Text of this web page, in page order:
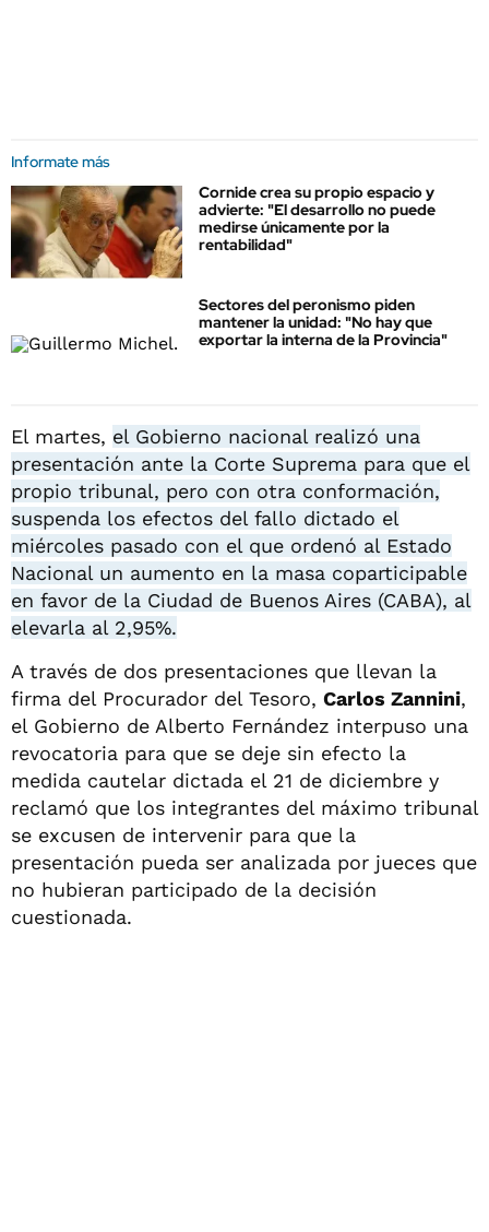
Informate más
Cornide crea su propio espacio y
advierte: "El desarrollo no puede
medirse únicamente por la
rentabilidad"
Sectores del peronismo piden
mantener la unidad: "No hay que
exportar la interna de la Provincia"
El martes, el Gobierno nacional realizó una
presentación ante la Corte Suprema para que el
propio tribunal, pero con otra conformación,
suspenda los efectos del fallo dictado el
miércoles pasado con el que ordenó al Estado
Nacional un aumento en la masa coparticipable
en favor de la Ciudad de Buenos Aires (CABA), al
elevarla al 2,95%.
A través de dos presentaciones que llevan la
firma del Procurador del Tesoro, Carlos Zannini,
el Gobierno de Alberto Fernández interpuso una
revocatoria para que se deje sin efecto la
medida cautelar dictada el 21 de diciembre y
reclamó que los integrantes del máximo tribunal
se excusen de intervenir para que la
presentación pueda ser analizada por jueces que
no hubieran participado de la decisión
cuestionada.